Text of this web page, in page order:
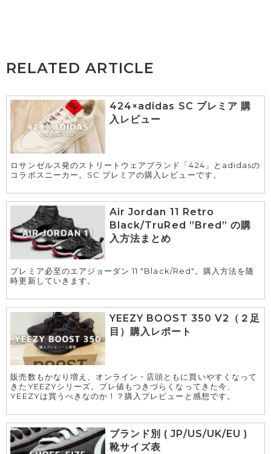
RELATED ARTICLE
424×adidas SC プレミア 購
入レビュー
ロサンゼルス発のストリートウェアブランド「424」とadidasの
コラボスニーカー。SC プレミアの購入レビューです。
Air Jordan 11 Retro
Black/TruRed ”Bred” の購
入方法まとめ
プレミア必至のエアジョーダン 11 "Black/Red"。購入方法を随
時更新していきます。
YEEZY BOOST 350 V2（２足
目）購入レポート
販売数もかなり増え、オンライン・店頭ともに買いやすくなって
きたYEEZYシリーズ。プレ値もつきづらくなってきた今、
YEEZYは買うべきなのか！？購入プレビューと感想です。
ブランド別 ( JP/US/UK/EU )
靴サイズ表